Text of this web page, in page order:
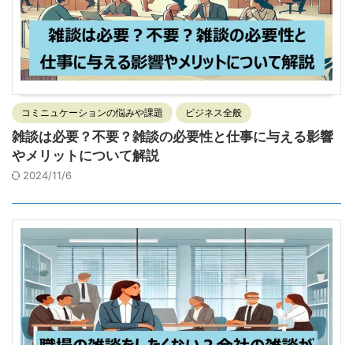
コミニュケーションの悩みや課題 ビジネス全般
雑談は必要？不要？雑談の必要性と仕事に与える影響
やメリットについて解説
2024/11/6